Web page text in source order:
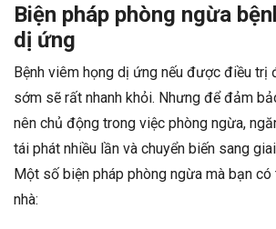
Biện pháp phòng ngừa
dị ứng
Bệnh viêm họng dị ứng nếu được điều trị
sớm sẽ rất nhanh khỏi. Nhưng để đảm
nên chủ động trong việc phòng ngừa,
tái phát nhiều lần và chuyển biến sang
Một số biện pháp phòng ngừa mà bạn có
nhà: